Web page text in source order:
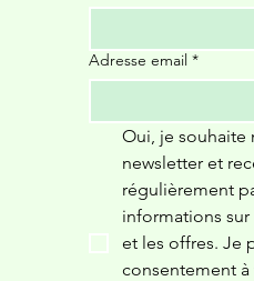
Adresse email *
Oui, je souhaite
newsletter et
régulièrement
informations
et les offres. Je
consentement